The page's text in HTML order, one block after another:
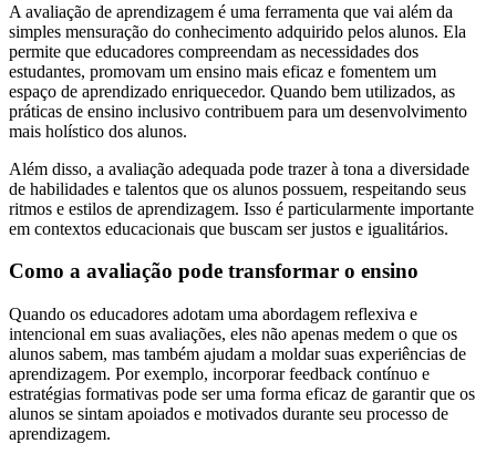
A avaliação de aprendizagem é uma ferramenta que vai além da
simples mensuração do conhecimento adquirido pelos alunos. Ela
permite que educadores compreendam as necessidades dos
estudantes, promovam um ensino mais eficaz e fomentem um
espaço de aprendizado enriquecedor. Quando bem utilizados, as
práticas de ensino inclusivo contribuem para um desenvolvimento
mais holístico dos alunos.
Além disso, a avaliação adequada pode trazer à tona a diversidade
de habilidades e talentos que os alunos possuem, respeitando seus
ritmos e estilos de aprendizagem. Isso é particularmente importante
em contextos educacionais que buscam ser justos e igualitários.
Como a avaliação pode transformar o ensino
Quando os educadores adotam uma abordagem reflexiva e
intencional em suas avaliações, eles não apenas medem o que os
alunos sabem, mas também ajudam a moldar suas experiências de
aprendizagem. Por exemplo, incorporar feedback contínuo e
estratégias formativas pode ser uma forma eficaz de garantir que os
alunos se sintam apoiados e motivados durante seu processo de
aprendizagem.